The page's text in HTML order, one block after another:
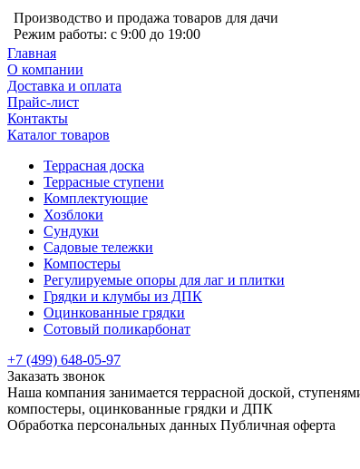
Производство и продажа товаров для дачи
Режим работы: с 9:00 до 19:00
Главная
О компании
Доставка и оплата
Прайс-лист
Контакты
Каталог товаров
Террасная доска
Террасные ступени
Комплектующие
Хозблоки
Сундуки
Садовые тележки
Компостеры
Регулируемые опоры для лаг и плитки
Грядки и клумбы из ДПК
Оцинкованные грядки
Сотовый поликарбонат
+7 (499) 648-05-97
Заказать звонок
Наша компания занимается террасной доской,
компостеры, оцинкованные грядки и ДПК
Обработка персональных данных Публичная оферта